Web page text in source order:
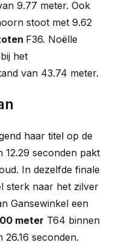
9.77 meter. Ook
stoot met 9.62
F36. Noëlle
het
van 43.74 meter.
haar titel op de
12.29 seconden pakt
In dezelfde finale
sterk naar het zilver
Gansewinkel een
meter T64 binnen
seconden.